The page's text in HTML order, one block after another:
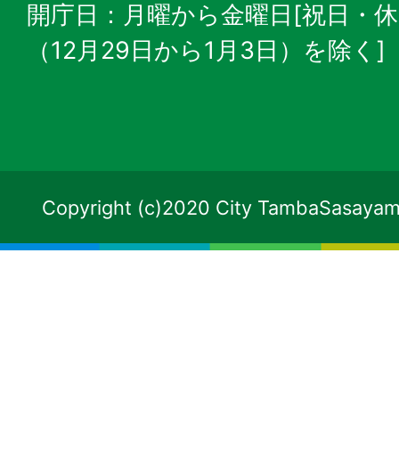
開庁日：月曜から金曜日[祝日・
（12月29日から1月3日）を除く]
Copyright (c)2020 City